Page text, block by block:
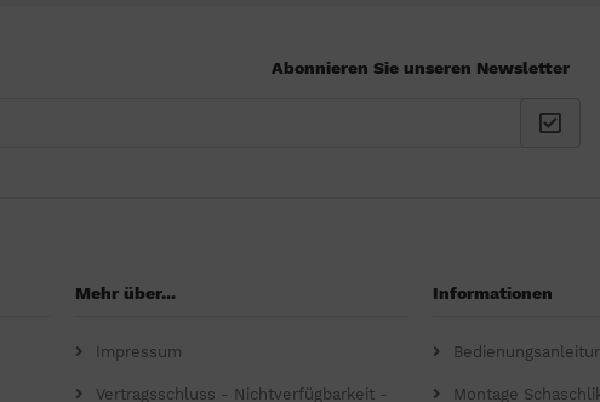
Abonnieren Sie unseren Newsletter
Mehr über...
Impressum
Vertragsschluss - Nichtverfügbarkeit -
Informationen
Montage